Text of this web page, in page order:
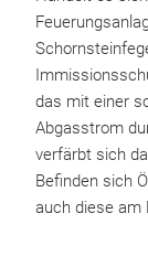
das mit einer
Abgasstrom
verfärbt sich
Befinden sich
auch diese am